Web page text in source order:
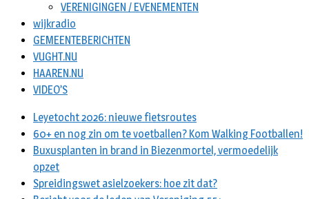
VERENIGINGEN / EVENEMENTEN
wijkradio
GEMEENTEBERICHTEN
VUGHT.NU
HAAREN.NU
VIDEO’S
Leyetocht 2026: nieuwe fietsroutes
60+ en nog zin om te voetballen? Kom Walking Footballen!
Buxusplanten in brand in Biezenmortel, vermoedelijk
opzet
Spreidingswet asielzoekers: hoe zit dat?